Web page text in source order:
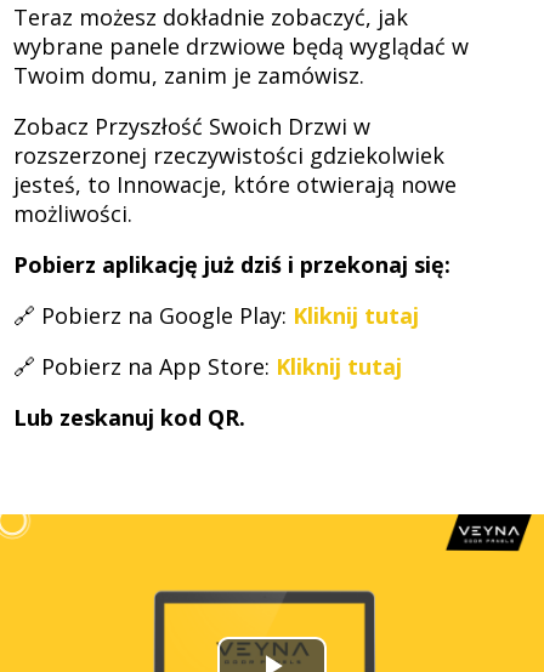
Teraz możesz dokładnie zobaczyć, jak
wybrane panele drzwiowe będą wyglądać w
Twoim domu, zanim je zamówisz.
Zobacz Przyszłość Swoich Drzwi w
rozszerzonej rzeczywistości gdziekolwiek
jesteś, to Innowacje, które otwierają nowe
możliwości.
Pobierz aplikację już dziś i przekonaj się:
🔗 Pobierz na Google Play: Kliknij tutaj
🔗 Pobierz na App Store: Kliknij tutaj
Lub zeskanuj kod QR.